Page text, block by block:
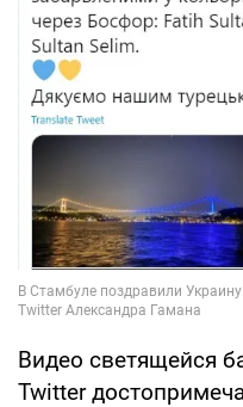
Видео светящейся
Twitter